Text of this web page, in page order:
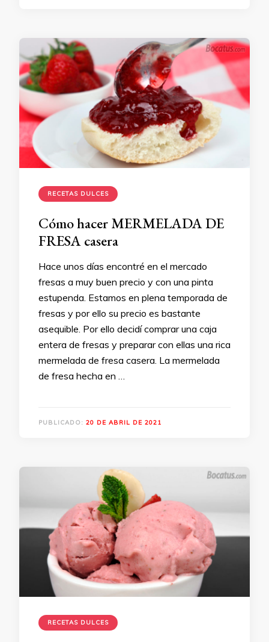
RECETAS DULCES
Cómo hacer MERMELADA DE
FRESA casera
Hace unos días encontré en el mercado
fresas a muy buen precio y con una pinta
estupenda. Estamos en plena temporada de
fresas y por ello su precio es bastante
asequible. Por ello decidí comprar una caja
entera de fresas y preparar con ellas una rica
mermelada de fresa casera. La mermelada
de fresa hecha en …
PUBLICADO: 20 DE ABRIL DE 2021
RECETAS DULCES